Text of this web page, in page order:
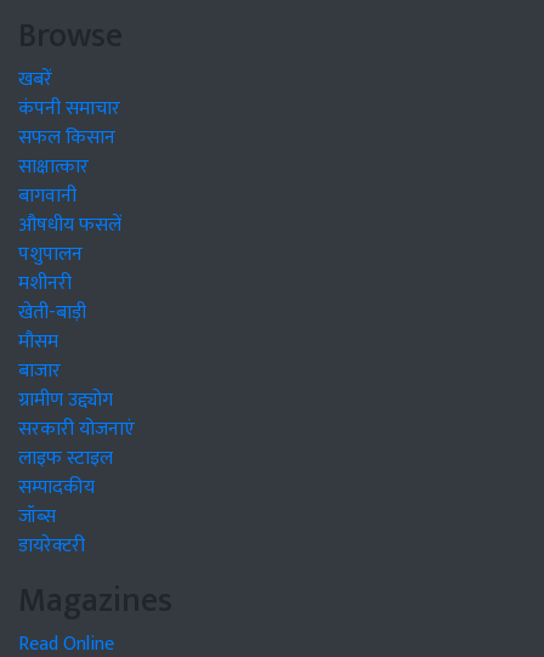
Browse
खबरें
कंपनी समाचार
सफल किसान
साक्षात्कार
बागवानी
औषधीय फसलें
पशुपालन
मशीनरी
खेती-बाड़ी
मौसम
बाजार
ग्रामीण उद्द्योग
सरकारी योजनाएं
लाइफ स्टाइल
सम्पादकीय
जॉब्स
डायरेक्टरी
Magazines
Read Online